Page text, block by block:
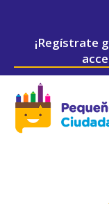
¡Regístrate